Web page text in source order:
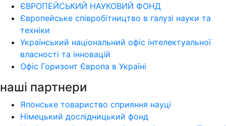
ЄВРОПЕЙСЬКИЙ НАУКОВИЙ ФОНД
Європейське співробітництво в галузі науки та
техніки
Український національний офіс інтелектуальної
власності та інновацій
Офіс Горизонт Європа в Україні
наші партнери
Японське товариство сприяння науці
Німецький дослідницький фонд